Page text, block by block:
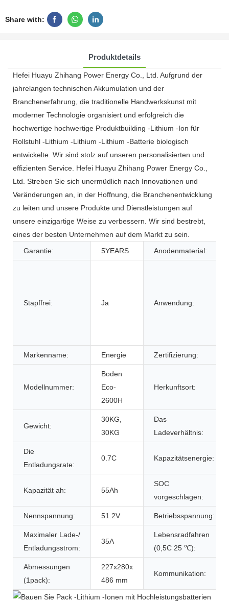
Share with:
Produktdetails
Hefei Huayu Zhihang Power Energy Co., Ltd. Aufgrund der
jahrelangen technischen Akkumulation und der
Branchenerfahrung, die traditionelle Handwerkskunst mit
moderner Technologie organisiert und erfolgreich die
hochwertige hochwertige Produktbuilding -Lithium -Ion für
Rollstuhl -Lithium -Lithium -Lithium -Batterie biologisch
entwickelte. Wir sind stolz auf unseren personalisierten und
effizienten Service. Hefei Huayu Zhihang Power Energy Co.,
Ltd. Streben Sie sich unermüdlich nach Innovationen und
Veränderungen an, in der Hoffnung, die Branchenentwicklung
zu leiten und unsere Produkte und Dienstleistungen auf
unsere einzigartige Weise zu verbessern. Wir sind bestrebt,
eines der besten Unternehmen auf dem Markt zu sein.
Garantie:
5YEARS Anodenmaterial:
Stapffrei: Ja Anwendung:
Markenname: Energie Zertifizierung:
Modellnummer:
Boden
Eco-
2600H
Herkunftsort:
Gewicht:
30KG,
30KG
Das
Ladeverhältnis:
Die
Entladungsrate:
0.7C Kapazitätsenergie:
Kapazität ah: 55Ah
SOC
vorgeschlagen:
Nennspannung: 51.2V Betriebsspannung:
Maximaler Lade-/
Entladungsstrom:
35A
Lebensradfahren
(0,5C 25 ℃):
Abmessungen
(1pack):
227x280x
486 mm
Kommunikation: